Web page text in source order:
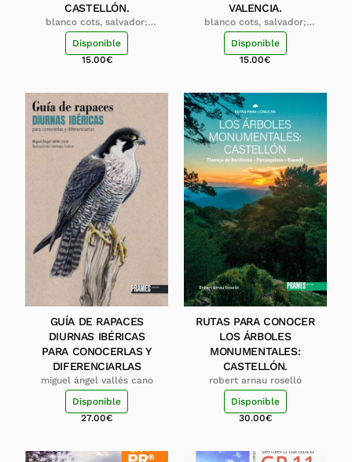
CASTELLÓN.
blanco cots, salvador;
ferrís gil, carlos gabriel
Disponible
15.00€
VALENCIA.
blanco cots, salvador;
ferrís gil, carlos
Disponible
15.00€
GUÍA DE RAPACES
DIURNAS IBÉRICAS
PARA CONOCERLAS Y
DIFERENCIARLAS
miguel ángel vallés cano
Disponible
27.00€
RUTAS PARA CONOCER
LOS ÁRBOLES
MONUMENTALES:
CASTELLÓN.
robert arnau roselló
Disponible
30.00€